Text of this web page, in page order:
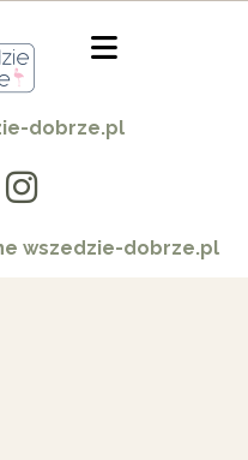
dobrze.pl
wszedzie-dobrze.pl